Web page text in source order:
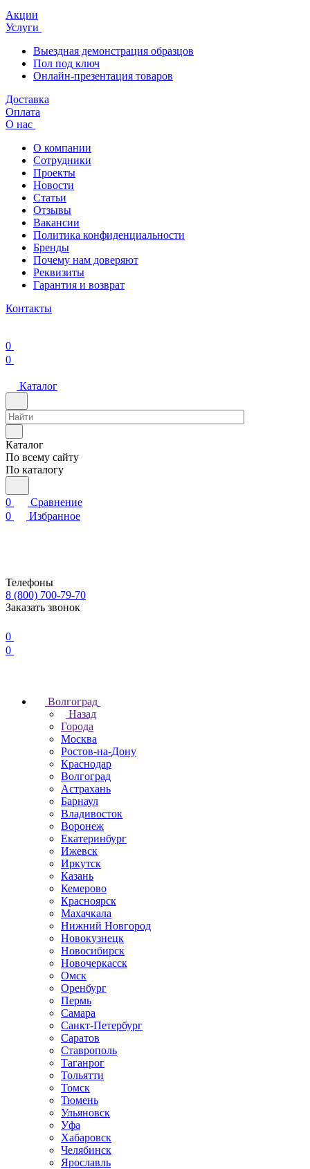
Акции
Услуги
Выездная демонстрация образцов
Пол под ключ
Онлайн-презентация товаров
Доставка
Оплата
О нас
О компании
Сотрудники
Проекты
Новости
Статьи
Отзывы
Вакансии
Политика конфиденциальности
Бренды
Почему нам доверяют
Реквизиты
Гарантия и возврат
Контакты
0
0
Каталог
Каталог
По всему сайту
По каталогу
0
Сравнение
0
Избранное
Телефоны
8 (800) 700-79-70
Заказать звонок
0
0
Волгоград
Назад
Города
Москва
Ростов-на-Дону
Краснодар
Волгоград
Астрахань
Барнаул
Владивосток
Воронеж
Екатеринбург
Ижевск
Иркутск
Казань
Кемерово
Красноярск
Махачкала
Нижний Новгород
Новокузнецк
Новосибирск
Новочеркаcск
Омск
Оренбург
Пермь
Самара
Санкт-Петербург
Саратов
Ставрополь
Таганрог
Тольятти
Томск
Тюмень
Ульяновск
Уфа
Хабаровск
Челябинск
Ярославль